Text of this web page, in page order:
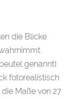
die Blicke
genannt)
fotorealistisch
Maße von 27